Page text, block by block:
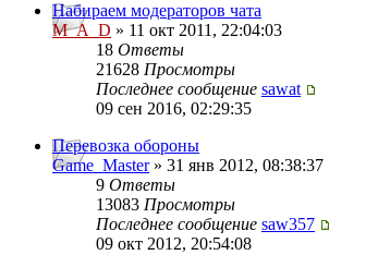
Набираем модераторов чата
M_A_D » 11 окт 2011, 22:04:03
18 Ответы
21628 Просмотры
Последнее сообщение sawat
09 сен 2016, 02:29:35
Перевозка обороны
Game_Master» 31 янв 2012, 08:38:37
9 Ответы
13083 Просмотры
Последнее сообщение saw357
09 окт 2012, 20:54:08